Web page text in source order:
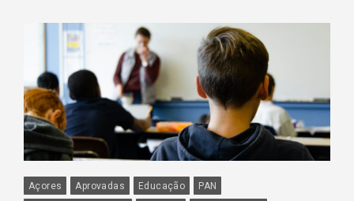
Açores Aprovadas Educação
PAN